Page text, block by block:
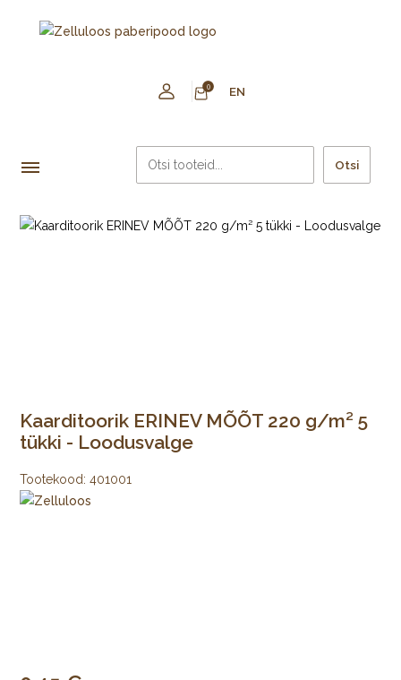
0 EN
Otsi
Kaarditoorik ERINEV MÕÕT 220 g/m² 5
tükki - Loodusvalge
Tootekood: 401001